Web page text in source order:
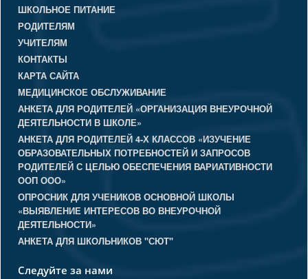
ШКОЛЬНОЕ ПИТАНИЕ
РОДИТЕЛЯМ
УЧИТЕЛЯМ
КОНТАКТЫ
КАРТА САЙТА
МЕДИЦИНСКОЕ ОБСЛУЖИВАНИЕ
АНКЕТА ДЛЯ РОДИТЕЛЕЙ «ОРГАНИЗАЦИЯ ВНЕУРОЧНОЙ
ДЕЯТЕЛЬНОСТИ В ШКОЛЕ»
АНКЕТА ДЛЯ РОДИТЕЛЕЙ 4-Х КЛАССОВ «ИЗУЧЕНИЕ
ОБРАЗОВАТЕЛЬНЫХ ПОТРЕБНОСТЕЙ И ЗАПРОСОВ
РОДИТЕЛЕЙ С ЦЕЛЬЮ ОБЕСПЕЧЕНИЯ ВАРИАТИВНОСТИ
ООП ООО»
ОПРОСНИК ДЛЯ УЧЕНИКОВ ОСНОВНОЙ ШКОЛЫ
«ВЫЯВЛЕНИЕ ИНТЕРЕСОВ ВО ВНЕУРОЧНОЙ
ДЕЯТЕЛЬНОСТИ»
АНКЕТА ДЛЯ ШКОЛЬНИКОВ "СЮТ"
Следуйте за нами